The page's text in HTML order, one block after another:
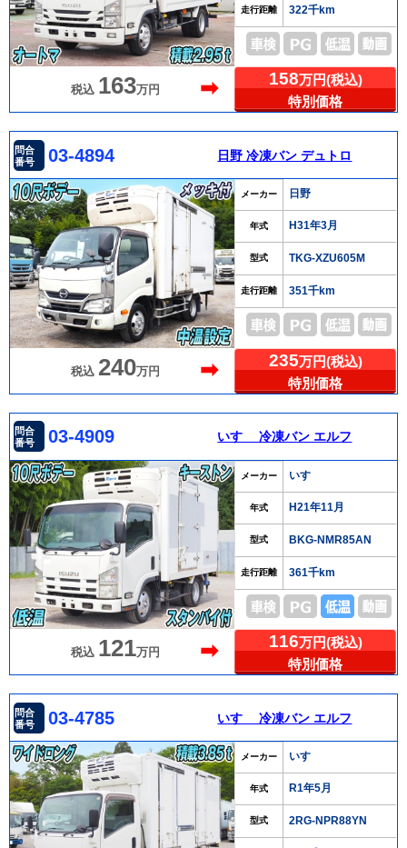
走行距離 322千km
税込 163万円 ➡ 158万円(税込)
特別価格
問合
番号
03-4894 日野 冷凍バン デュトロ
メーカー 日野
年式 H31年3月
型式 TKG-XZU605M
走行距離 351千km
税込 240万円 ➡ 235万円(税込)
特別価格
問合
番号
03-4909 いすゞ 冷凍バン エルフ
メーカー いすゞ
年式 H21年11月
型式 BKG-NMR85AN
走行距離 361千km
税込 121万円 ➡ 116万円(税込)
特別価格
問合
番号
03-4785 いすゞ 冷凍バン エルフ
メーカー いすゞ
年式 R1年5月
型式 2RG-NPR88YN